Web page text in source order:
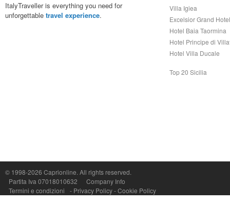
ItalyTraveller is everything you need for
unforgettable travel experience.
Villa Igiea
Excelsior Grand Hotel
Hotel Baia Taormina
Hotel Principe di
Hotel Villa Ducale
Top 20 Sicilia
© 1998-2026 Caprionline. All rights reserved.
Partita Iva 07018010632
Company Info
Termini e condizioni
- Privacy Policy-Cookie Policy
Capri On Line Srl, Via Le Botteghe 10a - 80073 CAPRI (NA) Italy
P.Iva, C.F. e n.Reg.Imprese Napoli: 07018010632 - Rea n.557643